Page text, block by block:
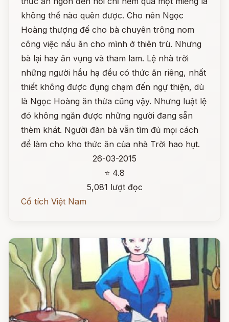
không thể nào quên được. Cho nên Ngọc
Hoàng thượng đế cho bà chuyên trông nom
công việc nấu ăn cho mình ở thiên trù. Nhưng
bà lại hay ăn vụng và tham lam. Lệ nhà trời
những người hầu hạ đều có thức ăn riêng, nhất
thiết không được đụng chạm đến ngự thiện, dù
là Ngọc Hoàng ăn thừa cũng vậy. Nhưng luật lệ
đó không ngăn được những người đang sẵn
thèm khát. Người đàn bà vẫn tìm đủ mọi cách
để làm cho kho thức ăn của nhà Trời hao hụt.
26-03-2015
⭐ 4.8
5,081 lượt đọc
Cổ tích Việt Nam